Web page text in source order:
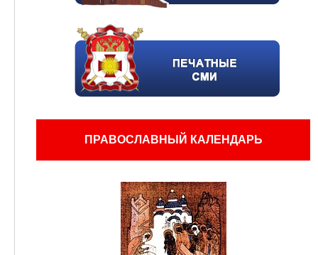
ПРАВОСЛАВНЫЙ КАЛЕНДАРЬ